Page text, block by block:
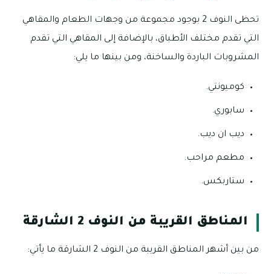
تحظى النوف 2 بوجود مجموعة من وجهات الطعام والمقاهي
التي تقدم مختلف الأطباق، بالإضافة إلى المقاهي التي تقدم
المشروبات الباردة والساخنة، ومن بينها ما يلي:
كوميونتي.
سابوري.
ديب ان ديب.
مطعم مراحب.
ستاربكس.
المناطق القريبة من النوف 2 الشارقة
من بين أشهر المناطق القريبة من النوف 2 الشارقة ما يأتي: